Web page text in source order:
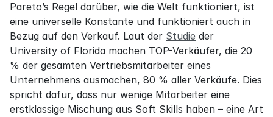
Pareto’s Regel darüber, wie die Welt funktioniert, ist
eine universelle Konstante und funktioniert auch in
Bezug auf den Verkauf. Laut der Studie der
University of Florida machen TOP-Verkäufer, die 20
% der gesamten Vertriebsmitarbeiter eines
Unternehmens ausmachen, 80 % aller Verkäufe. Dies
spricht dafür, dass nur wenige Mitarbeiter eine
erstklassige Mischung aus Soft Skills haben – eine Art